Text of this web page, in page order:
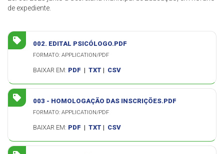
de expediente.
002. EDITAL PSICÓLOGO.PDF
FORMATO: APPLICATION/PDF
BAIXAR EM: PDF | TXT | CSV
003 - HOMOLOGAÇÃO DAS INSCRIÇÕES.PDF
FORMATO: APPLICATION/PDF
BAIXAR EM: PDF | TXT | CSV